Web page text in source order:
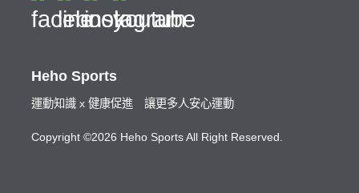
Heho Sports
運動知識 x 健康促進 讓更多人安心運動
Copyright ©2026 Heho Sports All Right Reserved.